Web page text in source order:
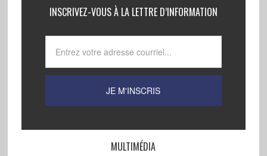
INSCRIVEZ-VOUS À LA LETTRE D’INFORMATION
MULTIMÉDIA